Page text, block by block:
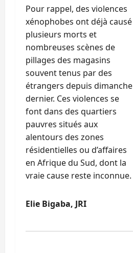
Pour rappel, des violences
xénophobes ont déjà causé
plusieurs morts et
nombreuses scènes de
pillages des magasins
souvent tenus par des
étrangers depuis dimanche
dernier. Ces violences se
font dans des quartiers
pauvres situés aux
alentours des zones
résidentielles ou d’affaires
en Afrique du Sud, dont la
vraie cause reste inconnue.
Elie Bigaba, JRI